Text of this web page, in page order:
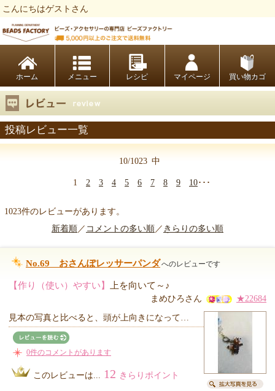
こんにちはゲストさん
ホーム レシピ マイページ 買い物カゴ
投稿レビュー一覧
10/1023 中
1 2 3 4 5 6 7 8 9 10･･･
1023件のレビューがあります。
新着順／ コメントの多い順／ きらりの多い順
No.69 おさんぽレッサーパンダへのレビューです
【作り（使い）やすい】 上を向いて～♪
まめひろさん ★22684
見本の写真と比べると、頭が上向きになって…
0件のコメントがあります
このレビューは... 12 きらりポイント